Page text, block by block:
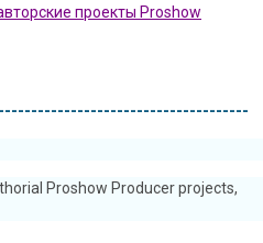
проекты Proshow
Proshow Producer projects,